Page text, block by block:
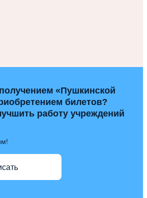
«Пушкинской
билетов?
работу учреждений